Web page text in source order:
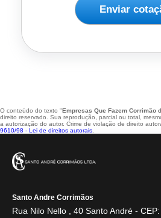
Enviar
O conteúdo do texto "Empresas Que Fazem Corrimão
direito reservado. Sua reprodução, parcial ou total,
a autorização do autor. Crime de violação de direito
9610/98 - Lei de direitos autorais
Santo Andre Corrimãos
Rua Nilo Nello , 40 Santo André -